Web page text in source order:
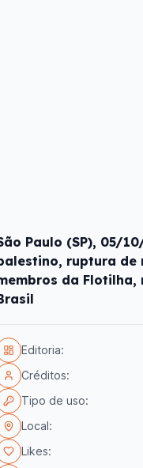
Paulo (SP), 05/
ruptura de
da Flotilha,
Editoria:
Créditos:
Tipo de uso:
Local:
Likes: